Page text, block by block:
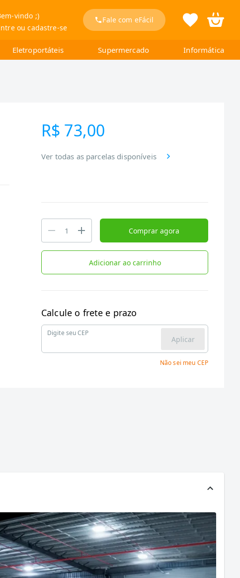
vindo ;)
ou cadastre-se
Fale com eFácil
Eletroportáteis Supermercado Informática
R$ 73,00
Ver todas as parcelas disponíveis
Comprar agora
Adicionar ao carrinho
Calcule o frete e prazo
Digite seu CEP
Aplicar
Não sei meu CEP